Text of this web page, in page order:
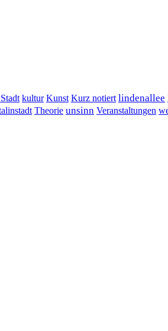
kultur Kunst Kurz notiert lindenallee
Theorie unsinn Veranstaltungen